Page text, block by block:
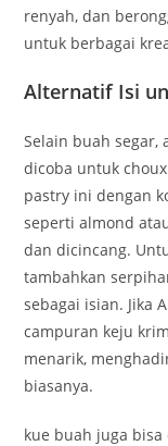
renyah, dan
untuk berbagai
Alternatif Isi
Selain buah segar,
dicoba untuk
pastry ini dengan
seperti almond
dan dicincang.
tambahkan
sebagai isian. Jika
campuran keju
menarik,
biasanya.
kue buah juga